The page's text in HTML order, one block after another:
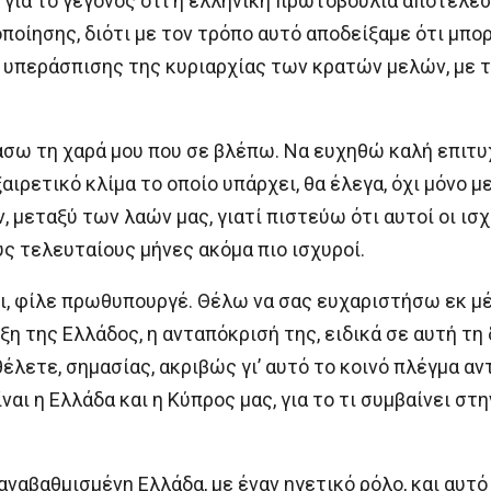
διότι με τον τρόπο αυτό αποδείξαμε ότι
της κυριαρχίας των κρατών μελών, με
τη χαρά μου που σε βλέπω. Να ευχηθώ καλή
κλίμα το οποίο υπάρχει, θα έλεγα, όχι μόνο
των λαών μας, γιατί πιστεύω ότι αυτοί οι
τελευταίους μήνες ακόμα πιο ισχυροί.
φίλε πρωθυπουργέ. Θέλω να σας ευχαριστήσω εκ
της Ελλάδος, η ανταπόκρισή της, ειδικά σε αυτή
σημασίας, ακριβώς γι’ αυτό το κοινό πλέγμα
η Ελλάδα και η Κύπρος μας, για το τι συμβαίνει
Ελλάδα, με έναν ηγετικό ρόλο, και